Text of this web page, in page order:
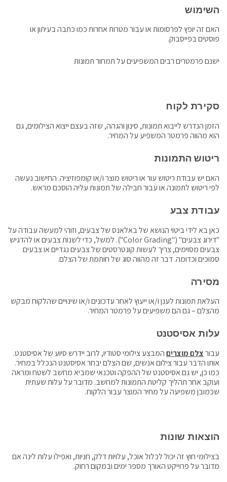
השימוש
האם זה יופץ לפרסומות או עבור מטרות אחרות כמו כתבה בעיתון או
פוסטים בפייסבוק.
ישנם פרמטרים רבים המשפיעים על תמחור תמונות
סקירת לקוח
הזמן הנדרש לייבוא תמונות, סינון והגהה, שזה בעצם ייצוא הצילומים, גם
הוא מהווה פרמטר המשפיע על המחיר.
ריטוש התמונות
האם יש עבודת ריטוש עור או ריטוש מוצר ו/או קומפוזיציה. החישוב נעשה
לפי ריטוש לתמונה או עבור חבילה של תמונות עליה הוסכם מראש.
עבודת צבע
כאן בא לידי ביטוי הנושא של באלאנס של צבעים, וזוהי למעשה עבודה על
"דירוג צבעים" ("Color Grading"). למשל, כדי לשנות צבעים או להדגיש
צבעים מסוימים, צריך לעשות קונטרסטים של צבעים נגדיים או צבעים
סמוכים וכדומה. דבר זה מהווה סוג של חותמת של הצלם.
מסירה
העלאת תמונות לענן ו/או ייעוץ לאחר עדכונים ו/או שינויים שהלקוח מבקש
מהצלם – גם הם משפיעים על פרמטר המחיר.
עלות אסיסטנט
עבורצלם מוצריםהמבצע צילומי סטודיו, לרוב יידרש סיוע של אסיסטנט.
אותו הדבר עבור צילום אנשים, שם הצלם יבחר אסיסטנט הנכלל במחיר.
כמו כן, יש גם אסיסטנט של ההפקה וטכנאי שמביא מחשב לשטח ומראה
ועוקב אחר תהליך קליטת התמונות למחשב. מדובר על עלות שעתית
שכמובן משפיעה על מחיר המוצר עבור הלקוח.
הוצאות שונות
בצילומי חוץ זה יכול לכלול אוכל, עלויות דלק, חניות, ואפילו עלות לינה אם
מדובר על פרוייקט האורך מספר ימים ובמקום רחוק.